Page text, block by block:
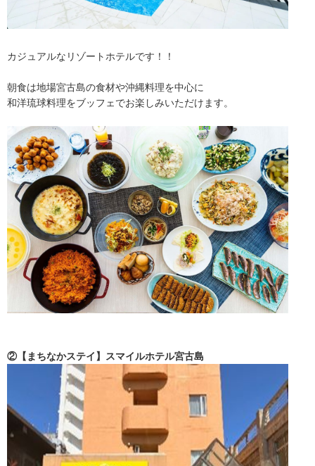
カジュアルなリゾートホテルです！！
朝食は地場宮古島の食材や沖縄料理を中心に
和洋琉球料理をブッフェでお楽しみいただけます。
② 【まちなかステイ】スマイルホテル宮古島